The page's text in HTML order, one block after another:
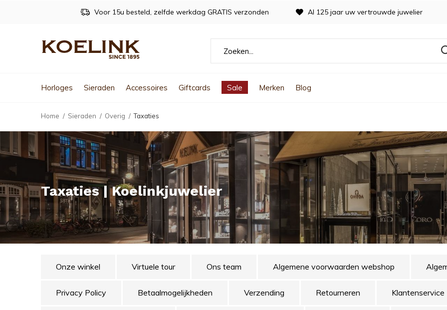
Horloges Sieraden Accessoires Giftcards Sale Merken Blog
Voor 15u besteld, zelfde werkdag GRATIS verzonden Al 125 jaar uw vertrouwde juwelier
Home Sieraden Overig Taxaties
Taxaties | Koelinkjuwelier
Onze winkel Virtuele tour Ons team Algemene voorwaarden webshop
Privacy Policy Betaalmogelijkheden Verzending Retourneren Klantenservice